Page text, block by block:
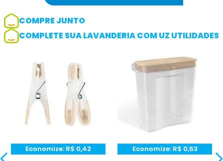
Adicionar avaliação
Avaliação
Avalie o produto de 1 até 5 estrelas
★ ★★ ☆☆
COMPRE JUNTO
COMPLETE SUA LAVANDERIA COM UZ UTILIDADES
Economize: R$ 0,42 Economize: R$ 0,53